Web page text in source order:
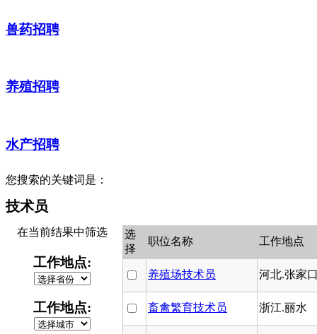
兽药招聘
养殖招聘
水产招聘
您搜索的关键词是：
技术员
在当前结果中筛选
工作地点:
工作地点:
选
择
职位名称 工作地点
养殖场技术员 河北.张家
畜禽繁育技术员 浙江.丽水